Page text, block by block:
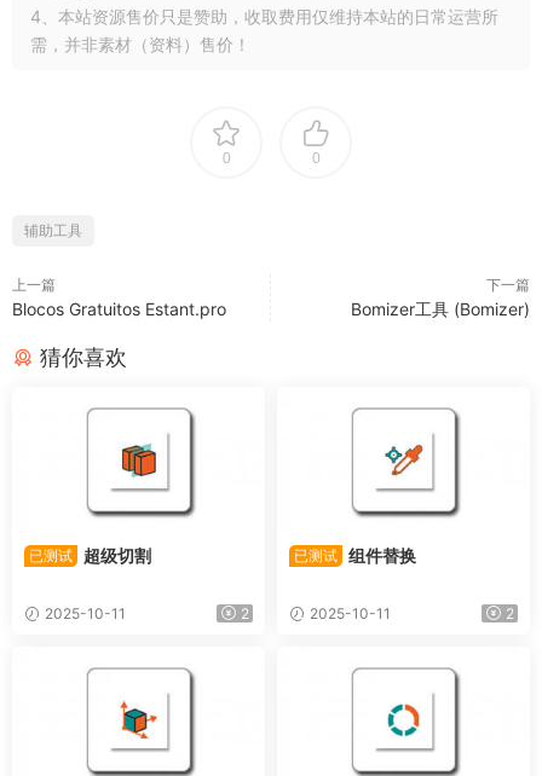
4、本站资源售价只是赞助，收取费用仅维持本站的日常运营所
需，并非素材（资料）售价！
0 0
辅助工具
上一篇
Blocos Gratuitos Estant.pro
下一篇
Bomizer工具 (Bomizer)
猜你喜欢
已测试 超级切割
2025-10-11 2
已测试 组件替换
2025-10-11 2